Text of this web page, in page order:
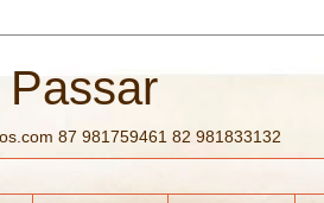
87 981759461 82 981833132